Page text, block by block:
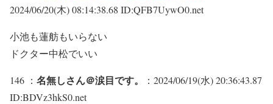
2024/06/20(木) 08:14:38.68 ID:QFB7UywO0.net
小池も蓮舫もいらない
ドクター中松でいい
146 ： 名無しさん＠涙目です。
：2024/06/19(水) 20:36:43.87
ID:BDVz3hkS0.net